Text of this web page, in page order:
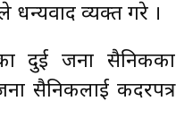
धन्यवाद व्यक्त गरे ।
दुई जना सैनिकका
सैनिकलाई कदरपत्र